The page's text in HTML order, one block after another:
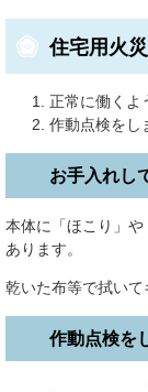
住宅用火
正常に働くよ
作動点検をし
お手入れし
本体に「ほこり」
あります。
乾いた布等で拭いて
作動点検を